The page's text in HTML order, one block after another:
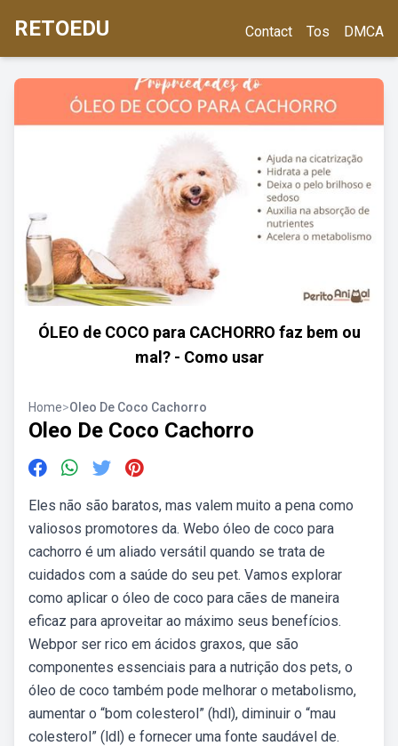
RETOEDU Contact Tos DMCA
ÓLEO de COCO para CACHORRO faz bem ou
mal? - Como usar
Home>Oleo De Coco Cachorro
Oleo De Coco Cachorro
Eles não são baratos, mas valem muito a pena como
valiosos promotores da. Webo óleo de coco para
cachorro é um aliado versátil quando se trata de
cuidados com a saúde do seu pet. Vamos explorar
como aplicar o óleo de coco para cães de maneira
eficaz para aproveitar ao máximo seus benefícios.
Webpor ser rico em ácidos graxos, que são
componentes essenciais para a nutrição dos pets, o
óleo de coco também pode melhorar o metabolismo,
aumentar o “bom colesterol” (hdl), diminuir o “mau
colesterol” (ldl) e fornecer uma fonte saudável de.